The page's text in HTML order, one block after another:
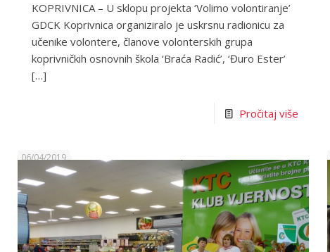
KOPRIVNICA – U sklopu projekta ‘Volimo volontiranje’
GDCK Koprivnica organiziralo je uskrsnu radionicu za
učenike volontere, članove volonterskih grupa
koprivničkih osnovnih škola ‘Braća Radić’, ‘Đuro Ester’
[…]
Pročitaj više
06/04/2019